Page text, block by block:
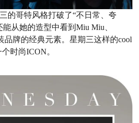
的哥特风格打破了“不日常、夸
从她的造型中看到Miu Miu、
品牌的经典元素。星期三这样的cool
时尚ICON。